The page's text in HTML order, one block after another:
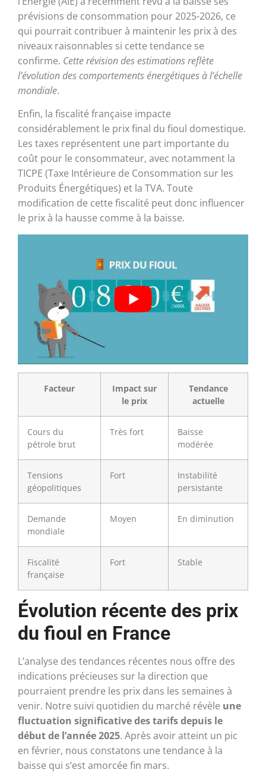
prévisions de consommation pour 2025-2026, ce
qui pourrait contribuer à maintenir les prix à des
niveaux raisonnables si cette tendance se
confirme. Cette révision des estimations reflète
l’évolution des comportements énergétiques à l’échelle
mondiale.
Enfin, la fiscalité française impacte
considérablement le prix final du fioul domestique.
Les taxes représentent une part importante du
coût pour le consommateur, avec notamment la
TICPE (Taxe Intérieure de Consommation sur les
Produits Énergétiques) et la TVA. Toute
modification de cette fiscalité peut donc influencer
le prix à la hausse comme à la baisse.
Facteur
Impact sur
le prix
Tendance
actuelle
Cours du
pétrole brut
Très fort
Baisse
modérée
Tensions
géopolitiques
Fort
Instabilité
persistante
Demande
mondiale
Moyen En diminution
Fiscalité
française
Fort Stable
Évolution récente des prix
du fioul en France
L’analyse des tendances récentes nous offre des
indications précieuses sur la direction que
pourraient prendre les prix dans les semaines à
venir. Notre suivi quotidien du marché révèle une
fluctuation significative des tarifs depuis le
début de l’année 2025. Après avoir atteint un pic
en février, nous constatons une tendance à la
baisse qui s’est amorcée fin mars.